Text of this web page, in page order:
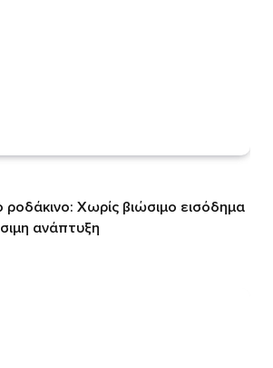
Χωρίς βιώσιμο εισόδημα
ανάπτυξη